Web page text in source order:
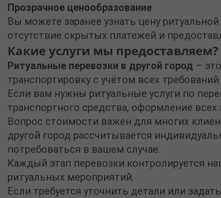
Прозрачное ценообразование
Вы можете заранее узнать цену
отсутствие скрытых платежей и
Какие услуги мы предоставляем?
Ритуальные перевозки в другой город –
транспортировку с учётом всех
Если вам нужны ритуальные услуги по
транспортного средства, оформление
Вопрос стоимости важен для многих
другой город рассчитывается
потребоваться в вашем случае.
Каждый этап перевозки контролируется
ритуальных мероприятий.
Если требуется уточнить детали или